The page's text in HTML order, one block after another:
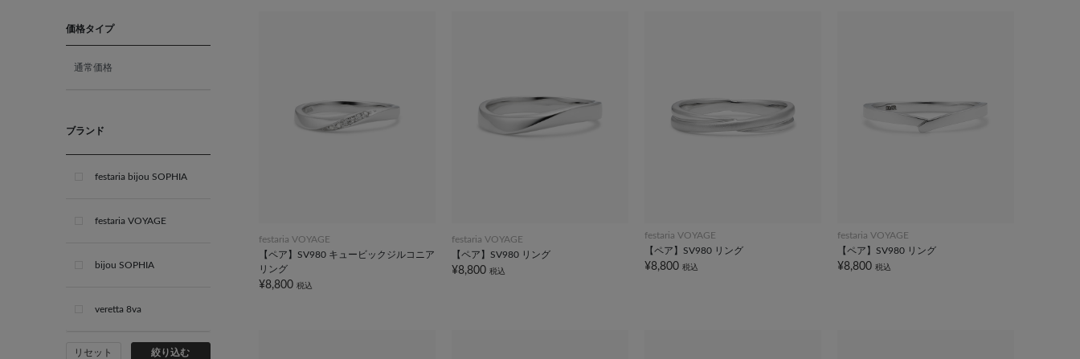
11月 ブルートパーズ
12月 タンザナイト
価格タイプ
通常価格
ブランド
festaria bijou SOPHIA
festaria VOYAGE
bijou SOPHIA
veretta 8va
リセット 絞り込む
festaria VOYAGE
【ペア】SV980 キュービックジルコニア
リング
¥8,800 税込
festaria VOYAGE
【ペア】SV980 リング
¥8,800 税込
festaria VOYAGE
【ペア】SV980 リング
¥8,800 税込
festaria VOYAGE
【ペア】SV980 リング
¥8,800 税込